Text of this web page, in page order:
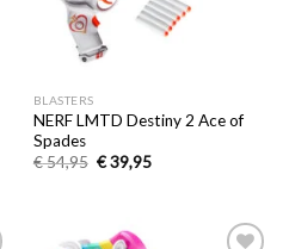
BLASTERS
NERF LMTD Destiny 2 Ace of
Spades
€54,95 €39,95